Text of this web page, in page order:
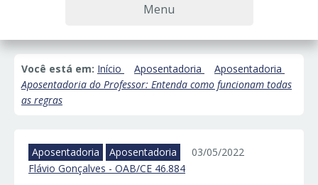
Menu
Você está em: Início Aposentadoria
Aposentadoria
Aposentadoria do Professor: Entenda como funcionam todas
as regras
Aposentadoria Aposentadoria
03/05/2022
Flávio Gonçalves - OAB/CE 46.884